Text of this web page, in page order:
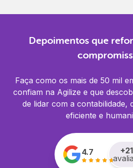
Depoimentos que
Faça como os mais de 50 mil
confiam na Agilize e que
de lidar com a contabilidade,
eficiente e
4.7 +